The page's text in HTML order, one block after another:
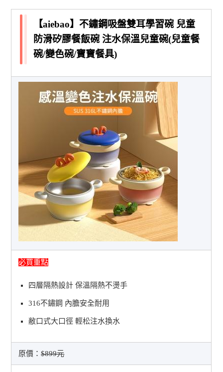
【aiebao】不鏽鋼吸盤雙耳學習碗 兒童
防滑矽膠餐飯碗 注水保溫兒童碗(兒童餐
碗/變色碗/寶寶餐具)
必買重點
四層隔熱設計 保溫隔熱不燙手
316不鏽鋼 內膽安全耐用
敝口式大口徑 輕松注水換水
原價：$899元